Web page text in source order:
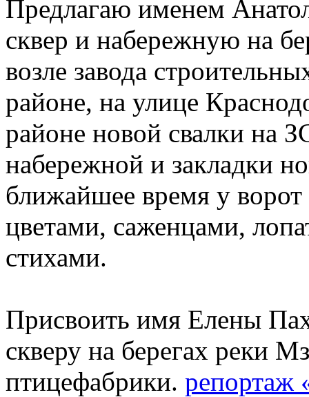
Предлагаю именем
сквер и набережную на
возле завода
районе, на улице
районе новой свалки на
набережной и закладки
ближайшее время у
цветами, саженцами,
стихами.
Присвоить имя Елены
скверу на берегах реки
птицефабрики. репортаж